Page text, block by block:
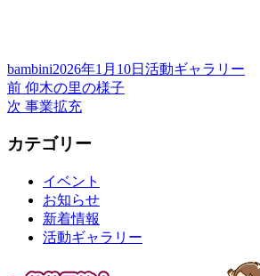
投
稿
者
bambini投
稿
日:
2026年1月10日 カ
活動ギャラリー
投
稿
ナ
前 前
の
稿:
仰木の里の様子
次 次
投
事業拡充
カテゴリー
イベント
お知らせ
新着情報
活動ギャラリー